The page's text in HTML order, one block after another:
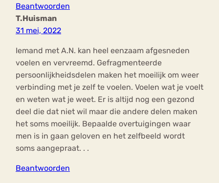
Beantwoorden
T.Huisman
31 mei, 2022
Iemand met A.N. kan heel eenzaam afgesneden
voelen en vervreemd. Gefragmenteerde
persoonlijkheidsdelen maken het moeilijk om weer
verbinding met je zelf te voelen. Voelen wat je voelt
en weten wat je weet. Er is altijd nog een gezond
deel die dat niet wil maar die andere delen maken
het soms moeilijk. Bepaalde overtuigingen waar
men is in gaan geloven en het zelfbeeld wordt
soms aangepraat. . .
Beantwoorden